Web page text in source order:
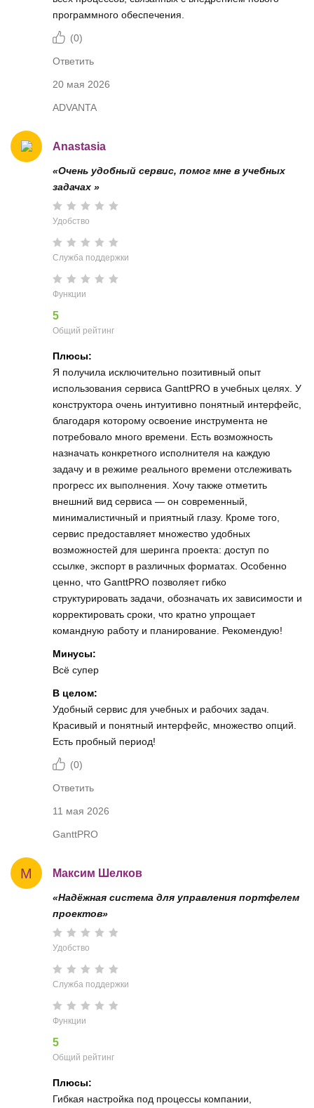
программного обеспечения.
(0)
Ответить
20 мая 2026
ADVANTA
Anastasia
«Очень удобный сервис, помог мне в учебных
задачах »
Удобство
Служба поддержки
Функции
5
Общий рейтинг
Плюсы:
Я получила исключительно позитивный опыт
использования сервиса GanttPRO в учебных целях. У
конструктора очень интуитивно понятный интерфейс,
благодаря которому освоение инструмента не
потребовало много времени. Есть возможность
назначать конкретного исполнителя на каждую
задачу и в режиме реального времени отслеживать
прогресс их выполнения. Хочу также отметить
внешний вид сервиса — он современный,
минималистичный и приятный глазу. Кроме того,
сервис предоставляет множество удобных
возможностей для шеринга проекта: доступ по
ссылке, экспорт в различных форматах. Особенно
ценно, что GanttPRO позволяет гибко
структурировать задачи, обозначать их зависимости и
корректировать сроки, что кратно упрощает
командную работу и планирование. Рекомендую!
Минусы:
Всё супер
В целом:
Удобный сервис для учебных и рабочих задач.
Красивый и понятный интерфейс, множество опций.
Есть пробный период!
(0)
Ответить
11 мая 2026
GanttPRO
М Максим Шелков
«Надёжная система для управления портфелем
проектов»
Удобство
Служба поддержки
Функции
5
Общий рейтинг
Плюсы:
Гибкая настройка под процессы компании,